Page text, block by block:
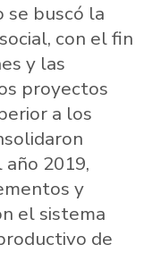
se buscó la
con el fin
y las
proyectos
a los
2019,
y
el sistema
de